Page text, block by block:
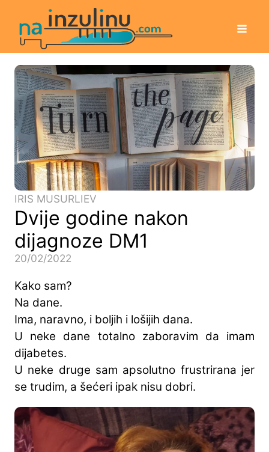
IRIS MUSURLIEV
Dvije godine nakon
dijagnoze DM1
20/02/2022
Kako sam?
Na dane.
Ima, naravno, i boljih i lošijih dana.
U neke dane totalno zaboravim da imam
dijabetes.
U neke druge sam apsolutno frustrirana jer
se trudim, a šećeri ipak nisu dobri.